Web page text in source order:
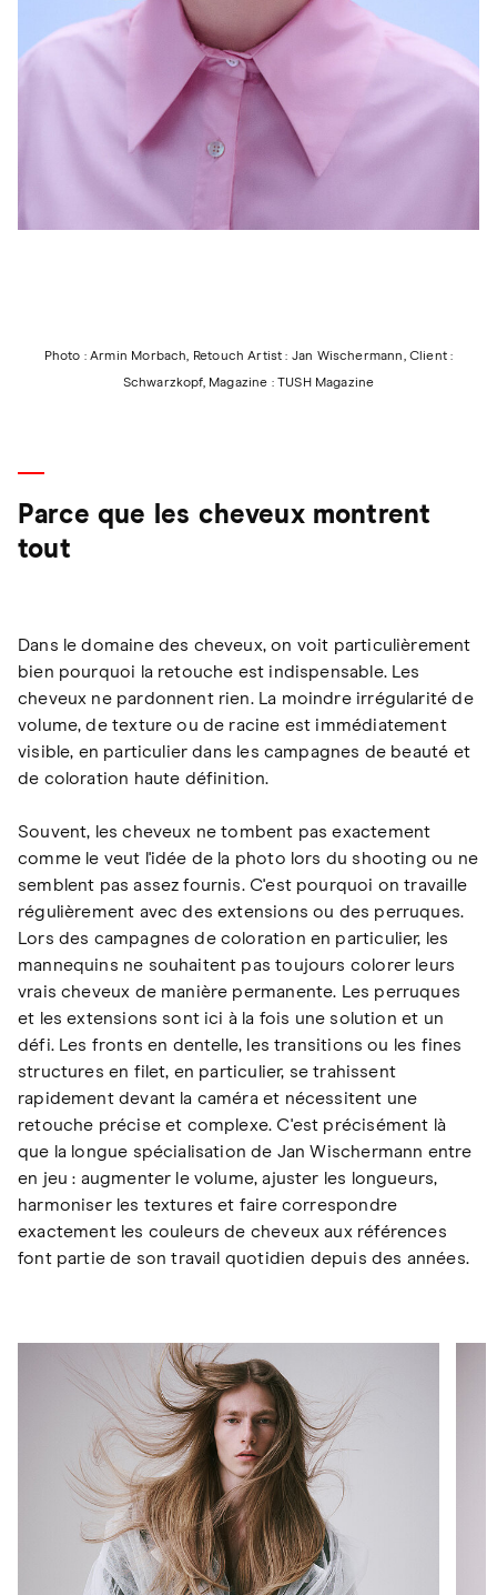
Photo : Armin Morbach, Retouch Artist : Jan Wischermann, Client :
Schwarzkopf, Magazine : TUSH Magazine
Parce que les cheveux montrent
tout
Dans le domaine des cheveux, on voit particulièrement
bien pourquoi la retouche est indispensable. Les
cheveux ne pardonnent rien. La moindre irrégularité de
volume, de texture ou de racine est immédiatement
visible, en particulier dans les campagnes de beauté et
de coloration haute définition.
Souvent, les cheveux ne tombent pas exactement
comme le veut l'idée de la photo lors du shooting ou ne
semblent pas assez fournis. C'est pourquoi on travaille
régulièrement avec des extensions ou des perruques.
Lors des campagnes de coloration en particulier, les
mannequins ne souhaitent pas toujours colorer leurs
vrais cheveux de manière permanente. Les perruques
et les extensions sont ici à la fois une solution et un
défi. Les fronts en dentelle, les transitions ou les fines
structures en filet, en particulier, se trahissent
rapidement devant la caméra et nécessitent une
retouche précise et complexe. C'est précisément là
que la longue spécialisation de Jan Wischermann entre
en jeu : augmenter le volume, ajuster les longueurs,
harmoniser les textures et faire correspondre
exactement les couleurs de cheveux aux références
font partie de son travail quotidien depuis des années.